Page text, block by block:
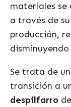
materiales
a través de
producción,
Se trata de un
transición a
despilfarro